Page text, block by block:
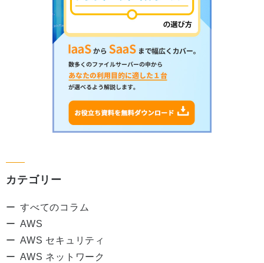
カテゴリー
すべてのコラム
AWS
AWS セキュリティ
AWS ネットワーク